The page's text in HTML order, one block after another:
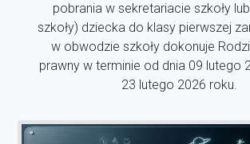
pobrania w sekretariacie szkoły
szkoły) dziecka do klasy pierwszej
w obwodzie szkoły dokonuje
prawny w terminie od dnia 09 lutego
23 lutego 2026 roku.